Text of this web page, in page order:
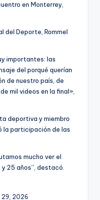
en Monterrey,
del Deporte, Rommel
importantes: las
del porqué querían
de nuestro país, de
mil videos en la final»,
deportiva y miembro
la participación de las
mucho ver el
25 años”, destacó.
2026